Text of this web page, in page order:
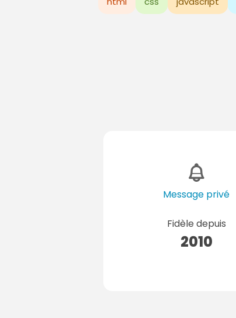
Message privé
Fidèle depuis
2010